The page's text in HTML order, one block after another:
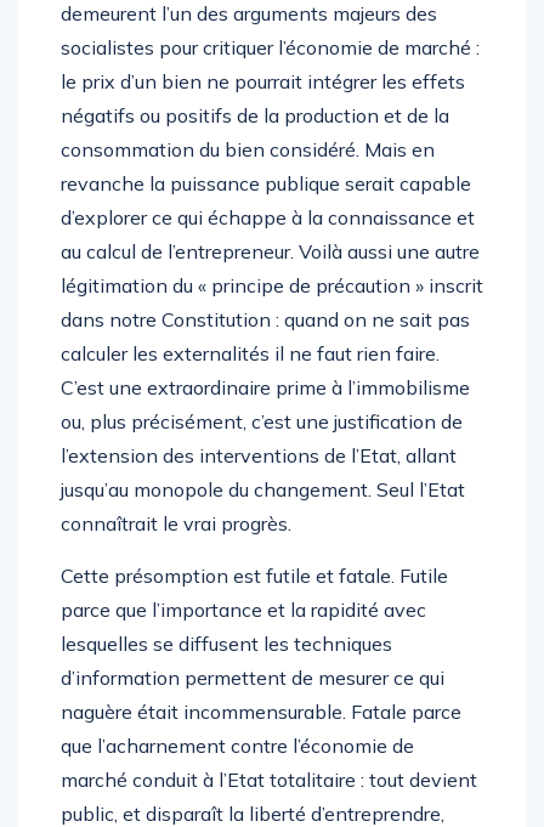
demeurent l’un des arguments majeurs des
socialistes pour critiquer l’économie de marché :
le prix d’un bien ne pourrait intégrer les effets
négatifs ou positifs de la production et de la
consommation du bien considéré. Mais en
revanche la puissance publique serait capable
d’explorer ce qui échappe à la connaissance et
au calcul de l’entrepreneur. Voilà aussi une autre
légitimation du « principe de précaution » inscrit
dans notre Constitution : quand on ne sait pas
calculer les externalités il ne faut rien faire.
C’est une extraordinaire prime à l’immobilisme
ou, plus précisément, c’est une justification de
l’extension des interventions de l’Etat, allant
jusqu’au monopole du changement. Seul l’Etat
connaîtrait le vrai progrès.
Cette présomption est futile et fatale. Futile
parce que l’importance et la rapidité avec
lesquelles se diffusent les techniques
d’information permettent de mesurer ce qui
naguère était incommensurable. Fatale parce
que l’acharnement contre l’économie de
marché conduit à l’Etat totalitaire : tout devient
public, et disparaît la liberté d’entreprendre,